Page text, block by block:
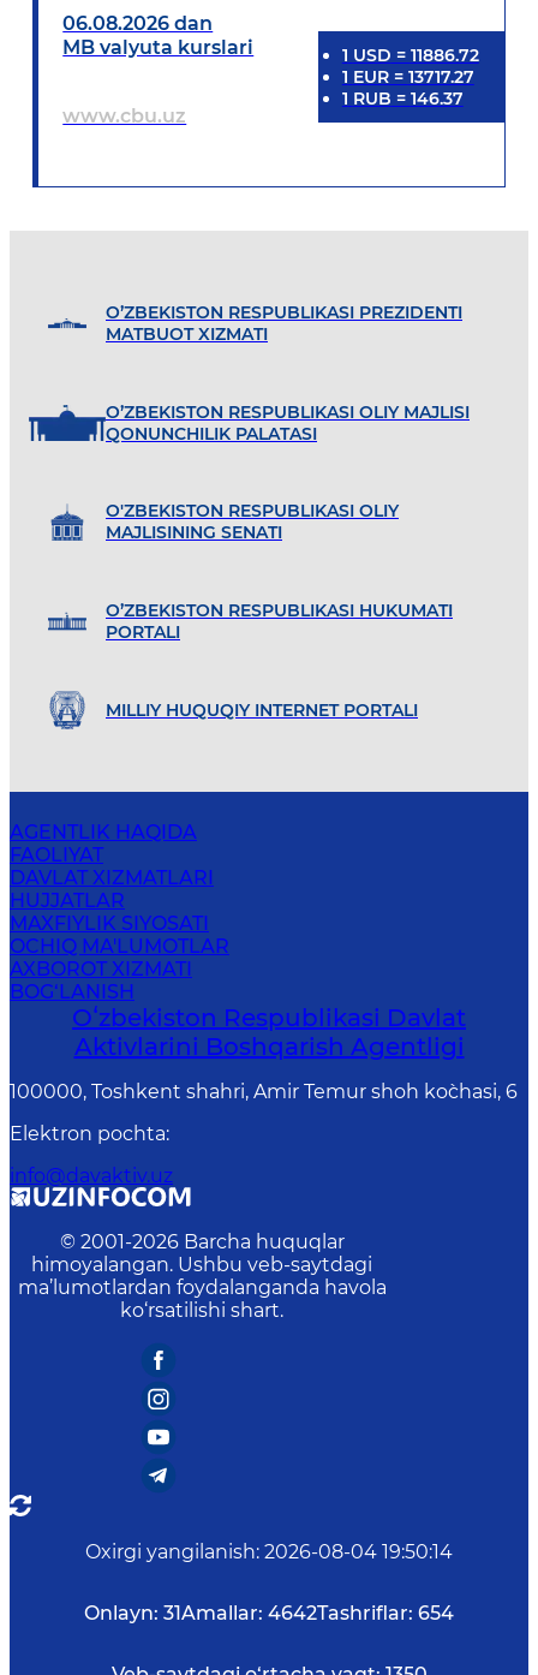
06.08.2026 dan
MB valyuta kurslari
www.cbu.uz
1 USD = 11886.72
1 EUR= 13717.27
1 RUB = 146.37
O’ZBEKISTON RESPUBLIKASI PREZIDENTI
MATBUOT XIZMATI
O’ZBEKISTON RESPUBLIKASI OLIY MAJLISI
QONUNCHILIK PALATASI
O'ZBEKISTON RESPUBLIKASI OLIY
MAJLISINING SENATI
O’ZBEKISTON RESPUBLIKASI HUKUMATI
PORTALI
MILLIY HUQUQIY INTERNET PORTALI
AGENTLIK HAQIDA
FAOLIYAT
DAVLAT XIZMATLARI
HUJJATLAR
MAXFIYLIK SIYOSATI
OCHIQ MA'LUMOTLAR
AXBOROT XIZMATI
BOG‘LANISH
Oʻzbekiston Respublikasi Davlat
Aktivlarini Boshqarish Agentligi
100000, Toshkent shahri, Amir Temur shoh ko`chasi, 6
Elektron pochta:
info@davaktiv.uz
© 2001-2026 Barcha huquqlar
himoyalangan. Ushbu veb-saytdagi
ma’lumotlardan foydalanganda havola
ko‘rsatilishi shart.
Oxirgi yangilanish: 2026-08-04 19:50:14
Onlayn: 31Amallar: 4642Tashriflar: 654